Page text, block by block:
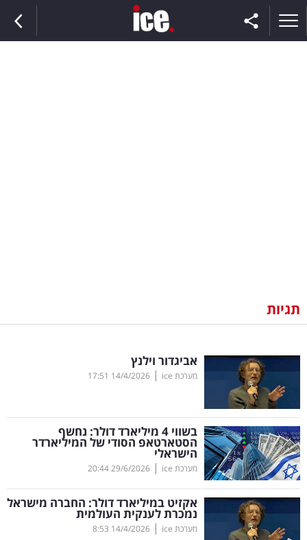
וצרכנות
דיגיטל
וטק
שיווק
ופרסום
משפט
מדדים
ומחקרים
תגיות
אביגדור וילנץ
מערכת ice |
14/4/2026
17:51
בשווי 4 מיליארד דולר: נחשף
הסטארטאפ הסודי של המיליארדר
הישראלי
מערכת ice |
29/6/2026
20:44
אקזיט במיליארד דולר: החברה מישראל
נמכרת לענקית העולמית
מערכת ice |
14/4/2026
8:53